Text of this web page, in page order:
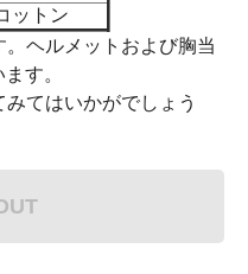
ットン
ヘルメットおよび胸当
す。
てはいかがでしょう